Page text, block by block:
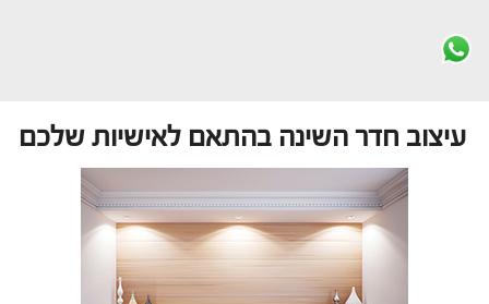
עיצוב חדר השינה בהתאם לאישיות שלכם